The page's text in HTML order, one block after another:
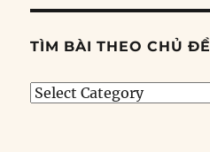
TÌM BÀI THEO CHỦ ĐỀ
Tìm